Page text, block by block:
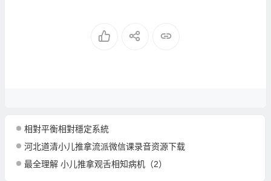
相對平衡相對穩定系統
河北道清小儿推拿流派微信课录音资源下载
最全理解 小儿推拿观舌相知病机（2）